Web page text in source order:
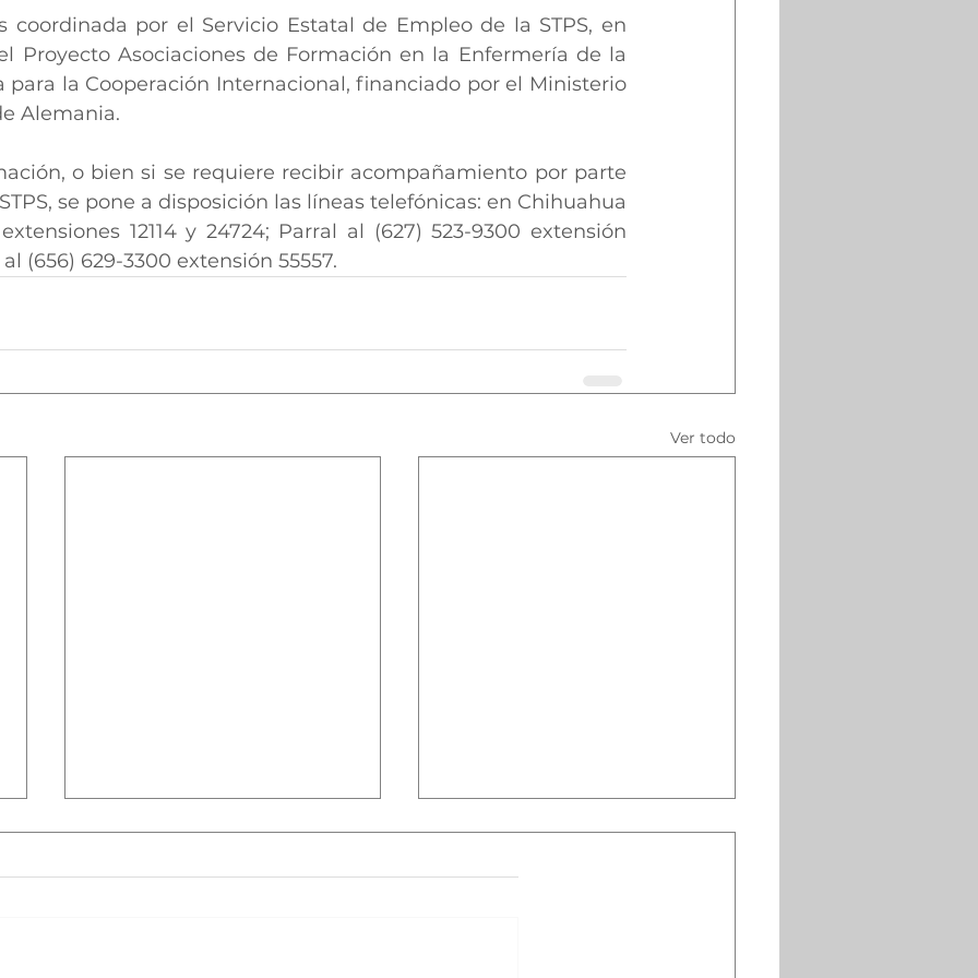
coordinada por el Servicio Estatal de Empleo de la STPS, en
Proyecto Asociaciones de Formación en la Enfermería de la
para la Cooperación Internacional, financiado por el Ministerio
Alemania.
o bien si se requiere recibir acompañamiento por parte
se pone a disposición las líneas telefónicas: en Chihuahua
12114 y 24724; Parral al (627) 523-9300 extensión
(656) 629-3300 extensión 55557.
Ver todo